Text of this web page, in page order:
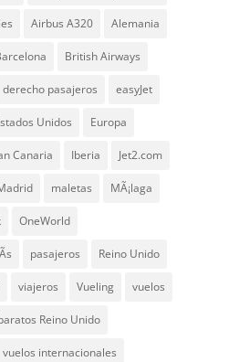
Airbus A320 Alemania
British Airways
derecho pasajeros easyJet
Unidos Europa
Canaria Iberia Jet2.com
maletas MÃ¡laga
OneWorld
pasajeros Reino Unido
viajeros Vueling vuelos
Reino Unido
vuelos internacionales